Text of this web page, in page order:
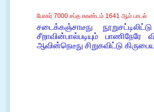
போகர் 7000 சப்த காண்டம் 1641 ஆம் பாடல்
சடைக்கஞ்சாடீநு
சீறாவின்பால்படியும் பாணிநேரே
ஆவின்நெடீநு சிறுகவிட்டு